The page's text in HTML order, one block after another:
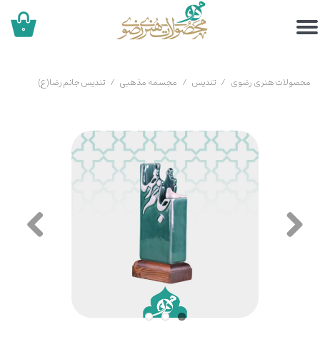
۰
محصولات هنری رضوی تندیس مجسمه مذهبی تندیس جانم رضا(ع)